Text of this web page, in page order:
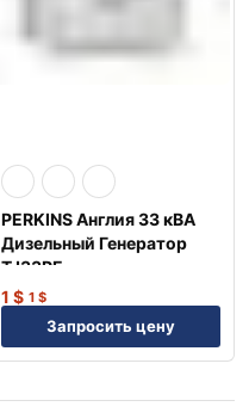
PERKINS Англия 33 кВА
Дизельный Генератор
TJ33PE
1 $ 1 $
Запросить цену